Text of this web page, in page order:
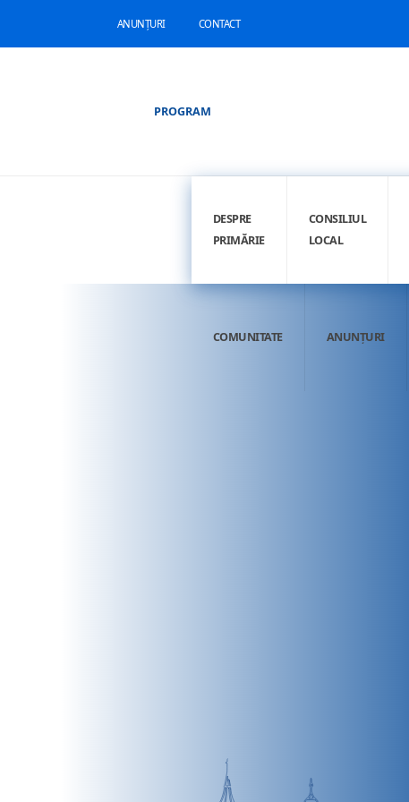
ANUNȚURI CONTACT
PROGRAM
DESPRE
PRIMĂRIE
CONSILIUL
LOCAL
COMUNITATE ANUNȚURI